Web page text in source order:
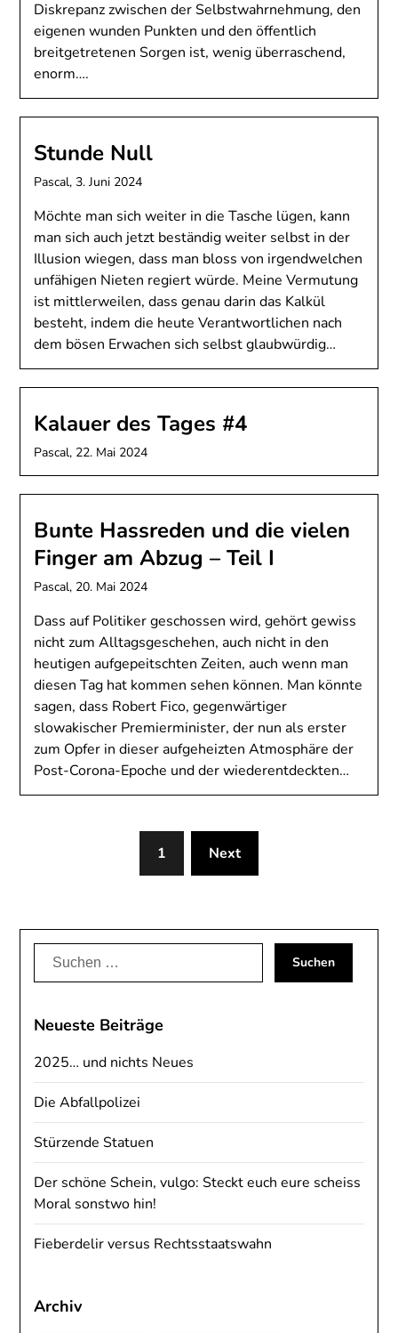
Diskrepanz zwischen der Selbstwahrnehmung, den
eigenen wunden Punkten und den öffentlich
breitgetretenen Sorgen ist, wenig überraschend,
enorm….
Stunde Null
Pascal,3. Juni 2024
Möchte man sich weiter in die Tasche lügen, kann
man sich auch jetzt beständig weiter selbst in der
Illusion wiegen, dass man bloss von irgendwelchen
unfähigen Nieten regiert würde. Meine Vermutung
ist mittlerweilen, dass genau darin das Kalkül
besteht, indem die heute Verantwortlichen nach
dem bösen Erwachen sich selbst glaubwürdig…
Kalauer des Tages #4
Pascal, 22. Mai 2024
Bunte Hassreden und die vielen
Finger am Abzug – Teil I
Pascal, 20. Mai 2024
Dass auf Politiker geschossen wird, gehört gewiss
nicht zum Alltagsgeschehen, auch nicht in den
heutigen aufgepeitschten Zeiten, auch wenn man
diesen Tag hat kommen sehen können. Man könnte
sagen, dass Robert Fico, gegenwärtiger
slowakischer Premierminister, der nun als erster
zum Opfer in dieser aufgeheizten Atmosphäre der
Post-Corona-Epoche und der wiederentdeckten…
1 Next
Suchen
Neueste Beiträge
2025… und nichts Neues
Die Abfallpolizei
Stürzende Statuen
Der schöne Schein, vulgo: Steckt euch eure scheiss
Moral sonstwo hin!
Fieberdelir versus Rechtsstaatswahn
Archiv